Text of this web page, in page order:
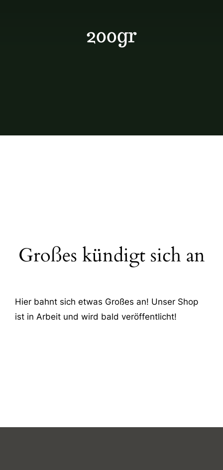
200gr
Großes kündigt sich an
Hier bahnt sich etwas Großes an! Unser Shop
ist in Arbeit und wird bald veröffentlicht!